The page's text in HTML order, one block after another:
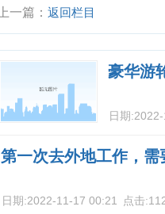
上一篇： 返回栏目
豪华游
日期:
第一次去外地工作，需
日期:2022-11-17 00:21 点击: